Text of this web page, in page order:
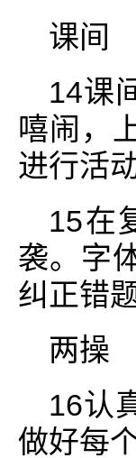
课间
14课
嘻闹，
进行活
15在
袭。字
纠正错题
两操
16认
做好每